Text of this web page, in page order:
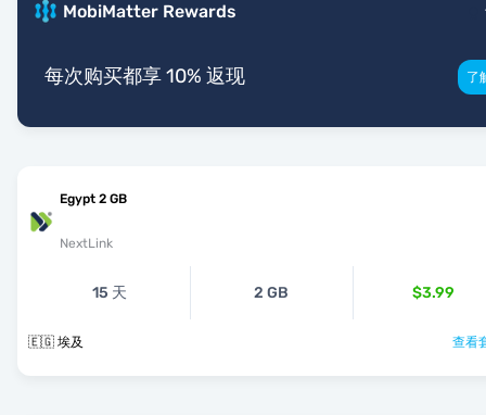
MobiMatter Rewards
每次购买都享 10% 返现 了
Egypt 2 GB
NextLink
15 天 2 GB $3.99
🇪🇬 埃及 查看